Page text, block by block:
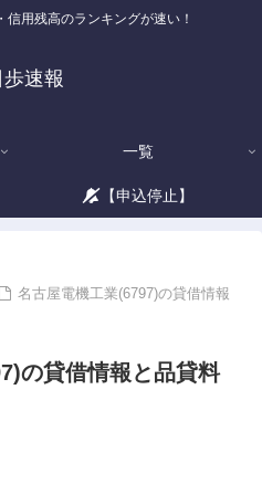
用残高のランキングが速い！
速報
一覧
【申込停止】
名古屋電機工業(6797)の貸借情報
の貸借情報と品貸料